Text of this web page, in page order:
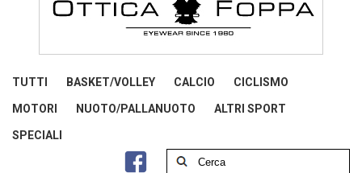
TUTTI BASKET/VOLLEY CALCIO CICLISMO
MOTORI NUOTO/PALLANUOTO ALTRI SPORT
SPECIALI